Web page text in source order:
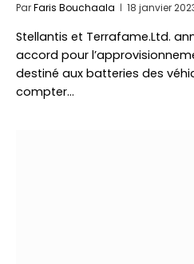
ParFaris Bouchaala 18 janvier
Stellantis et Terrafame.Ltd.
accord pour
destiné aux batteries des
compter…